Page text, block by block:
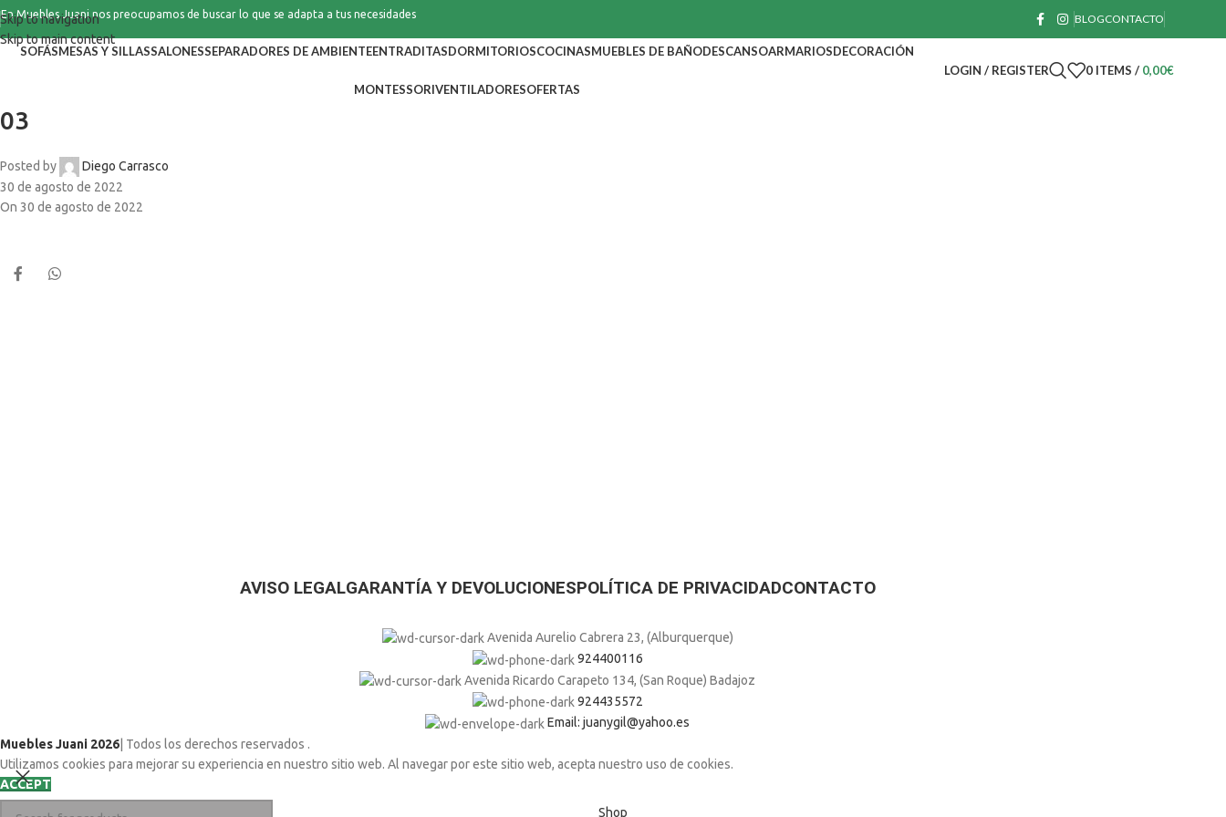
Skip to navigation
Skip to main content
En Muebles Juani nos preocupamos de buscar lo que se adapta a tus necesidades BLOGCONTACTO
SOFÁSMESAS Y SILLASSALONESSEPARADORES DE AMBIENTEENTRADITASDORMITORIOSCOCINASMUEBLES DE BAÑODESCANSOARMARIOSDECORACIÓN
MONTESSORIVENTILADORESOFERTAS
LOGIN / REGISTER 0 ITEMS / 0,00€
03
Posted by
Diego Carrasco
30 de agosto de 2022
On 30 de agosto de 2022
AVISO LEGALGARANTÍA Y DEVOLUCIONESPOLÍTICA DE PRIVACIDADCONTACTO
Avenida Aurelio Cabrera 23, (Alburquerque)
924400116
Avenida Ricardo Carapeto 134, (San Roque) Badajoz
924435572
Email: juanygil@yahoo.es
Muebles Juani 2026 | Todos los derechos reservados .
Utilizamos cookies para mejorar su experiencia en nuestro sitio web. Al navegar por este sitio web, acepta nuestro uso de cookies.
ACCEPT
Shop